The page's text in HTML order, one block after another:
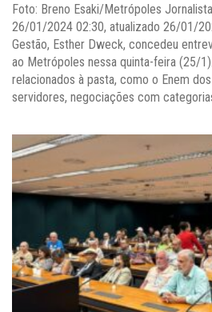
Foto: Breno Esaki/Metrópoles
26/01/2024 02:30, atualizado 26/01/
Gestão, Esther Dweck, concedeu
ao Metrópoles nessa quinta-feira (25/
relacionados à pasta, como o Enem
servidores, negociações com